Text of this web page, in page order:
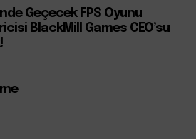
Geçecek FPS Oyunu
BlackMill Games CEO’su